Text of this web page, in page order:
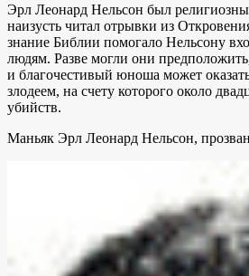
Эрл Леонард Нельсон был
наизусть читал отрывки из
знание Библии помогало Нельсону
людям. Разве могли они
и благочестивый юноша может
злодеем, на счету которого около
убийств.
Маньяк Эрл Леонард Нельсон,